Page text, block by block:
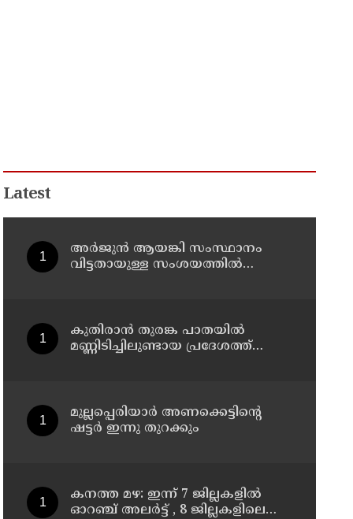
Latest
അര്‍ജുന്‍ ആയങ്കി സംസ്ഥാനം
വിട്ടതായുള്ള സംശയത്തില്‍
കുതിരാന്‍ തുരങ്ക പാതയില്‍
മണ്ണിടിച്ചിലുണ്ടായ പ്രദേശത്ത്
മുല്ലപ്പെരിയാര്‍ അണക്കെട്ടിന്റെ
ഷട്ടര്‍ ഇന്നു തുറക്കും
കനത്ത മഴ: ഇന്ന് 7 ജില്ലകളില്‍
ഓറഞ്ച് അലര്‍ട്ട് , 8 ജില്ലകളിലെ